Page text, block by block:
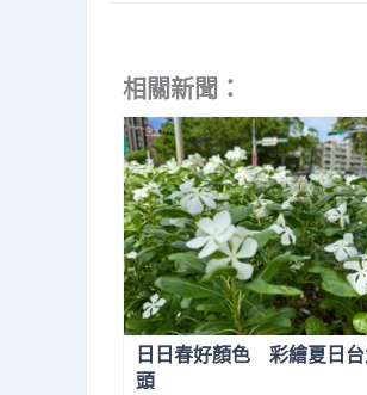
相關新聞：
日日春好顏色 彩繪夏日
頭